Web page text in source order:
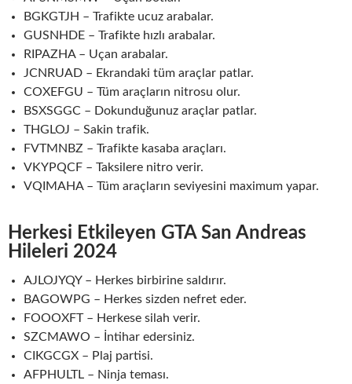
BGKGTJH – Trafikte ucuz arabalar.
GUSNHDE – Trafikte hızlı arabalar.
RIPAZHA – Uçan arabalar.
JCNRUAD – Ekrandaki tüm araçlar patlar.
COXEFGU – Tüm araçların nitrosu olur.
BSXSGGC – Dokunduğunuz araçlar patlar.
THGLOJ – Sakin trafik.
FVTMNBZ – Trafikte kasaba araçları.
VKYPQCF – Taksilere nitro verir.
VQIMAHA – Tüm araçların seviyesini maximum yapar.
Herkesi Etkileyen GTA San Andreas
Hileleri 2024
AJLOJYQY – Herkes birbirine saldırır.
BAGOWPG – Herkes sizden nefret eder.
FOOOXFT – Herkese silah verir.
SZCMAWO – İntihar edersiniz.
CIKGCGX – Plaj partisi.
AFPHULTL – Ninja teması.